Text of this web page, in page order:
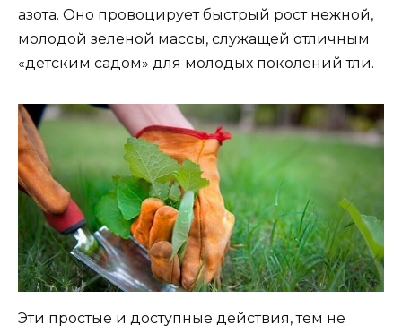
азота. Оно провоцирует быстрый рост нежной,
молодой зеленой массы, служащей отличным
«детским садом» для молодых поколений тли.
Эти простые и доступные действия, тем не